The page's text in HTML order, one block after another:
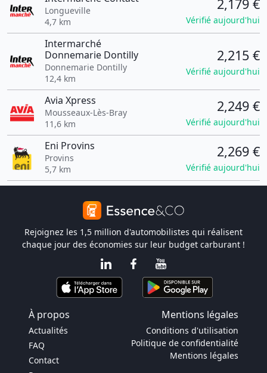
Longueville
4,7 km
2,179 €
Vérifié aujourd'hui
Intermarché
Donnemarie Dontilly
Donnemarie Dontilly
12,4 km
2,215 €
Vérifié aujourd'hui
Avia Xpress
Mousseaux-Lès-Bray
11,6 km
2,249 €
Vérifié aujourd'hui
Eni Provins
Provins
5,7 km
2,269 €
Vérifié aujourd'hui
Rejoignez les 1,5 million d'automobilistes qui réalisent
chaque jour des économies sur leur budget carburant !
À propos Mentions légales
Actualités
FAQ
Contact
Conditions d'utilisation
Politique de confidentialité
Mentions légales